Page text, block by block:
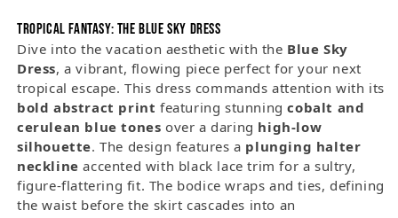
Tropical Fantasy: The Blue Sky Dress
Dive into the vacation aesthetic with the Blue Sky
Dress, a vibrant, flowing piece perfect for your next
tropical escape. This dress commands attention with its
bold abstract print featuring stunningcobalt and
cerulean blue tones over a daring high-low
silhouette. The design features a plunging halter
neckline accented with black lace trim for a sultry,
figure-flattering fit. The bodice wraps and ties, defining
the waist before the skirt cascades into an